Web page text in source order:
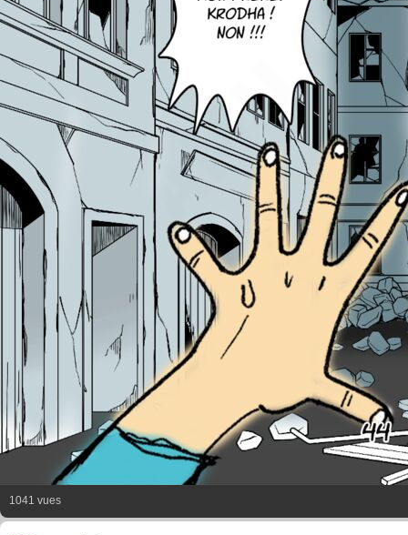
1041 vues